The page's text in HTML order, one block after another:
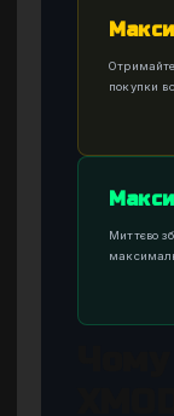
покупки
Миттєво